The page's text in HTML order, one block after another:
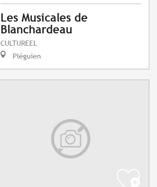
Les Musicales de
Blanchardeau
CULTUREEL
Pléguien